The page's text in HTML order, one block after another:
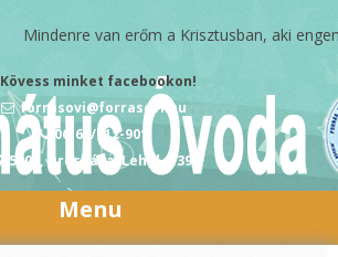
Mindenre van erőm a Krisztusban, aki
Kövess minket facebookon!
forrasovi@forrasovi.hu
06-68/412-901
5900, Orosháza, Lehel u.39
Menu